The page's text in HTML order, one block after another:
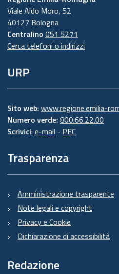
Viale Aldo Moro, 52
40127 Bologna
Centralino 051 5271
Cerca telefoni o indirizzi
URP
Sito web: www.regione.emilia-
Numero verde: 800.66.22.00
Scrivici: e-mail - PEC
Trasparenza
Amministrazione trasparente
Note legali e copyright
Privacy e Cookie
Dichiarazione di accessibilità
Redazione